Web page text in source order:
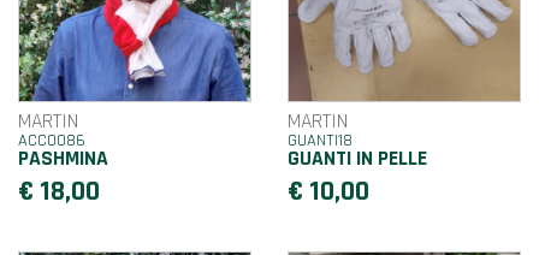
MARTIN
ACC0086
PASHMINA
€ 18,00
MARTIN
GUANTI18
GUANTI IN PELLE
€ 10,00